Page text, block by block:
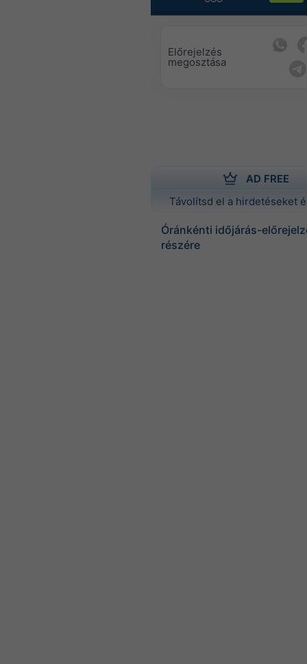
Előrejelzés
megosztása
AD FREE
Távolítsd el a hirdetéseket
Óránkénti időjárás-
részére